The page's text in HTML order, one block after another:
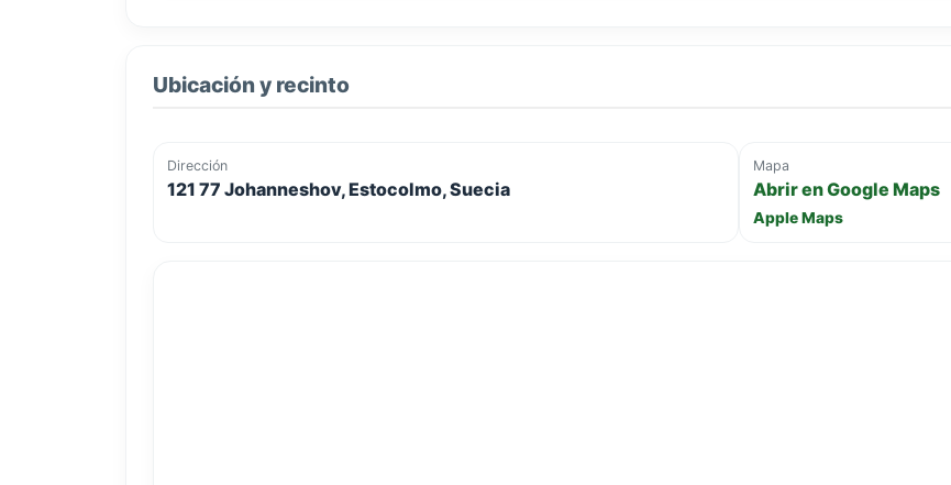
Ubicación y recinto
Dirección
121 77 Johanneshov, Estocolmo, Suecia
Mapa
Abrir en Google Maps
Apple Maps